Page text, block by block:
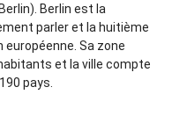
Berlin est la
parler et la huitième
européenne. Sa zone
et la ville compte
pays.